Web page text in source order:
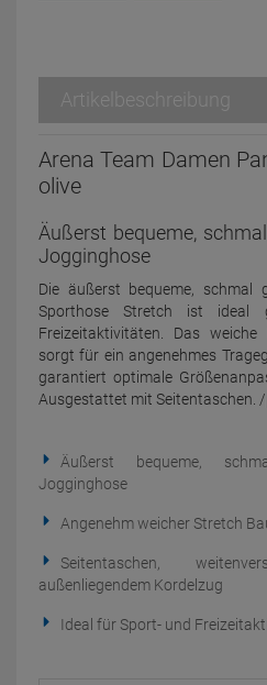
Artikelbeschreibung
Arena Team Damen
olive
Äußerst bequeme,
Jogginghose
Die äußerst bequeme, schmal
Sporthose Stretch ist ideal
Freizeitaktivitäten. Das weiche
sorgt für ein angenehmes
garantiert optimale
Ausgestattet mit Seitentaschen.
Äußerst bequeme,
Jogginghose
Angenehm weicher Stretch
Seitentaschen,
außenliegendem Kordelzug
Ideal für Sport- und